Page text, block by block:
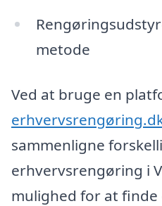
metode
Ved at bruge en
sammenligne
erhvervsrengøring i
mulighed for at